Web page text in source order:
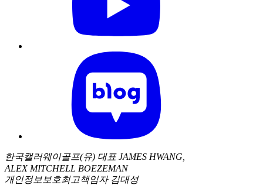
한국캘러웨이골프(유) 대표 JAMES HWANG,
ALEX MITCHELL BOEZEMAN
개인정보보호최고책임자 김대성